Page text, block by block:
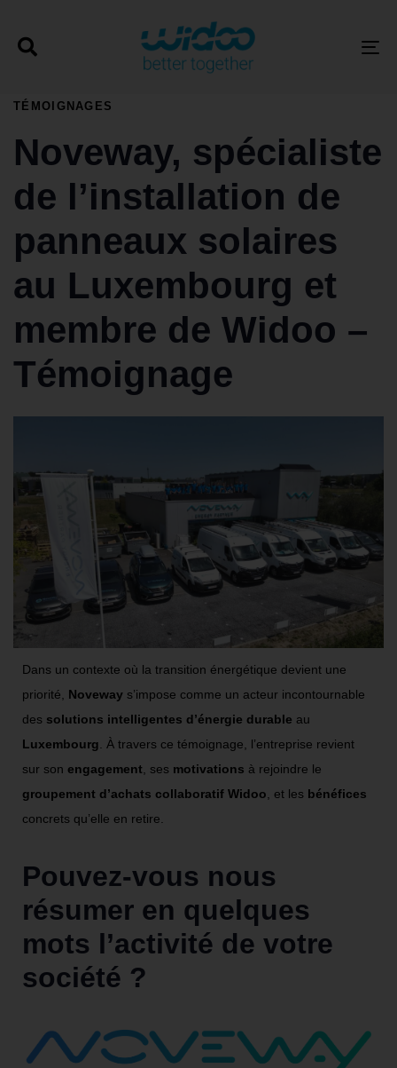
PUBLISHED
TÉMOIGNAGES
Noveway, spécialiste
de l’installation de
panneaux solaires
au Luxembourg et
membre de Widoo –
Témoignage
Dans un contexte où la transition énergétique devient une
priorité, Noveway s’impose comme un acteur incontournable
des solutions intelligentes d’énergie durable au
Luxembourg . À travers ce témoignage, l’entreprise revient
sur son engagement , ses motivations à rejoindre le
groupement d’achats collaboratif Widoo , et les bénéfices
concrets qu’elle en retire.
Pouvez-vous nous
résumer en quelques
mots l’activité de votre
société ?